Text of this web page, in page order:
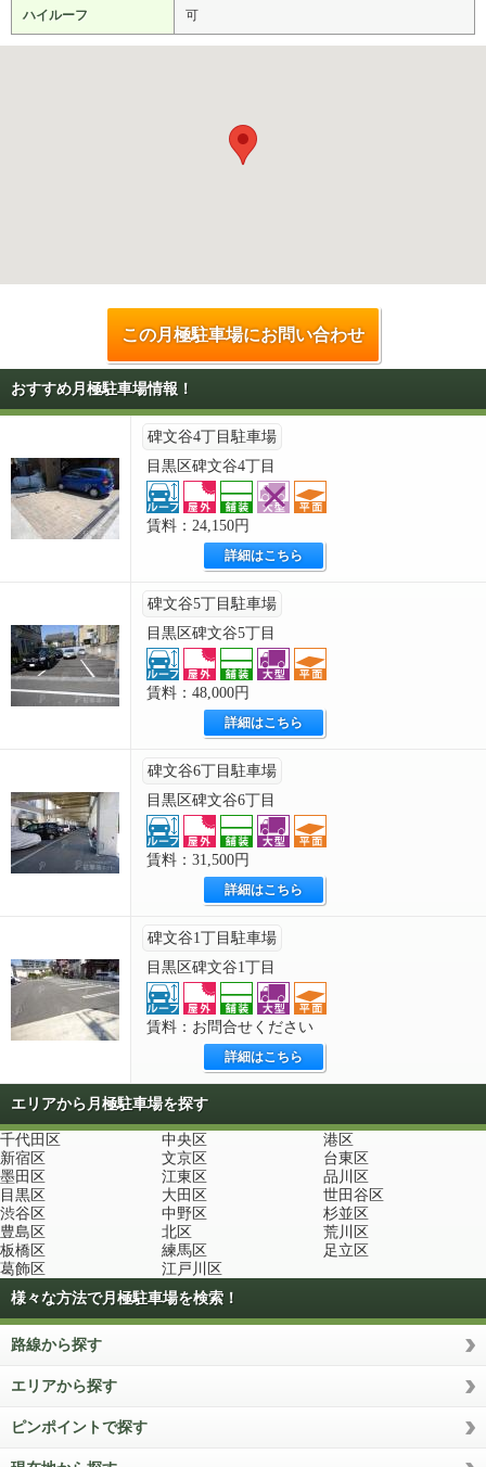
ハイルーフ 可
この月極駐車場にお問い合わせ
おすすめ月極駐車場情報！
碑文谷4丁目駐車場
目黒区碑文谷4丁目
賃料：24,150円
詳細はこちら
碑文谷5丁目駐車場
目黒区碑文谷5丁目
賃料：48,000円
詳細はこちら
碑文谷6丁目駐車場
目黒区碑文谷6丁目
賃料：31,500円
詳細はこちら
碑文谷1丁目駐車場
目黒区碑文谷1丁目
賃料：お問合せください
詳細はこちら
エリアから月極駐車場を探す
千代田区 中央区
港区
新宿区
文京区
台東区
墨田区
江東区
品川区
目黒区
大田区
世田谷区
渋谷区
中野区
杉並区
豊島区
北区
荒川区
板橋区
練馬区
足立区
葛飾区
江戸川区
様々な方法で月極駐車場を検索！
路線から探す
エリアから探す
ピンポイントで探す